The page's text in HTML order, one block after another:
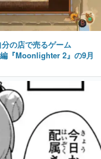
の店で売るゲーム
『Moonlighter 2』の9月